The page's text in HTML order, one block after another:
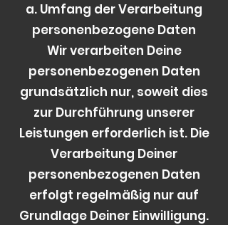
a. Umfang der Verarbeitung
personenbezogene Daten
Wir verarbeiten Deine
personenbezogenen Daten
grundsätzlich nur, soweit dies
zur Durchführung unserer
Leistungen erforderlich ist. Die
Verarbeitung Deiner
personenbezogenen Daten
erfolgt regelmäßig nur auf
Grundlage Deiner Einwilligung.